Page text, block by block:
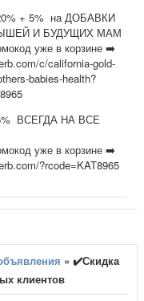
+ 5% на ДОБАВКИ
И БУДУЩИХ МАМ
уже в корзине ➡️
c/california-gold-
babies-health?
ВСЕГДА НА ВСЕ
уже в корзине ➡️
?rcode=KAT8965
»✔️Скидка
клиентов